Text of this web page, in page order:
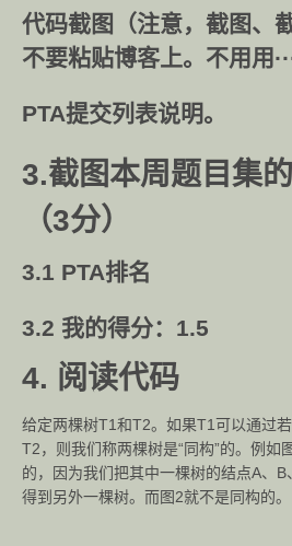
代码截图（注意，截图、
不要粘贴博客上。不用用
PTA提交列表说明。
3.截图本周题目集
（3分）
3.1 PTA排名
3.2 我的得分：1.5
4. 阅读代码
给定两棵树T1和T2。如果T1可以通过
T2，则我们称两棵树是“同构”的。例如
的，因为我们把其中一棵树的结点A、
得到另外一棵树。而图2就不是同构的。